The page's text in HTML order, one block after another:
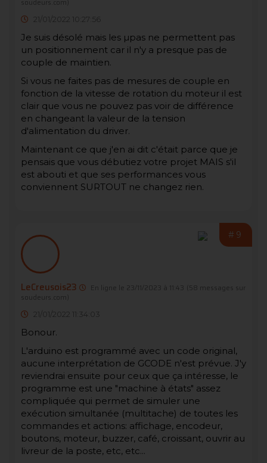
soudeurs.com)
21/01/2022 10:27:56
Je suis désolé mais les µpas ne permettent pas
un positionnement car il n'y a presque pas de
couple de maintien.
Si vous ne faites pas de mesures de couple en
fonction de la vitesse de rotation du moteur il est
clair que vous ne pouvez pas voir de différence
en changeant la valeur de la tension
d'alimentation du driver.
Maintenant ce que j'en ai dit c'était parce que je
pensais que vous débutiez votre projet MAIS s'il
est abouti et que ses performances vous
conviennent SURTOUT ne changez rien.
#9
LeCreusois23 En ligne le 23/11/2023 à 11:43
(58 messages sur
soudeurs.com)
21/01/2022 11:34:03
Bonour.
L'arduino est programmé avec un code original,
aucune interprétation de GCODE n'est prévue. J'y
reviendrai ensuite pour ceux que ça intéresse, le
programme est une "machine à états" assez
compliquée qui permet de simuler une
exécution simultanée (multitache) de toutes les
commandes et actions: affichage, encodeur,
boutons, moteur, buzzer, café, croissant, ouvrir au
livreur de la poste, etc, etc...